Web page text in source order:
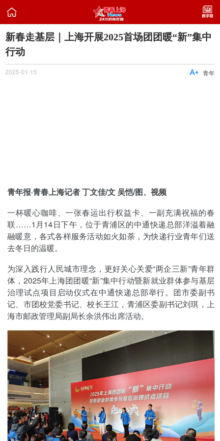

新春走基层｜上海开展2025首场团团暖“新”集中
行动
2025-01-15 青年

青年报·青春上海记者 丁文佳/文 吴恺/图、视频
一杯暖心咖啡、一张春运出行权益卡、一副充满祝福的春
联……1月14日下午，位于青浦区的中通快递总部洋溢着融
融暖意，各式各样服务活动如火如荼，为快递行业青年们送
去冬日的温暖。
为深入践行人民城市理念，更好关心关爱“两企三新”青年群
体，2025年上海团团暖“新”集中行动暨新就业群体参与基层
治理试点项目启动仪式在中通快递总部举行。团市委副书
记、市团校党委书记、校长王江，青浦区委副书记刘琪，上
海市邮政管理局副局长余洪伟出席活动。